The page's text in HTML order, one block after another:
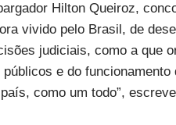
Hilton Queiroz,
vivido pelo Brasil, de
judiciais, como a que
e do
como um todo”,